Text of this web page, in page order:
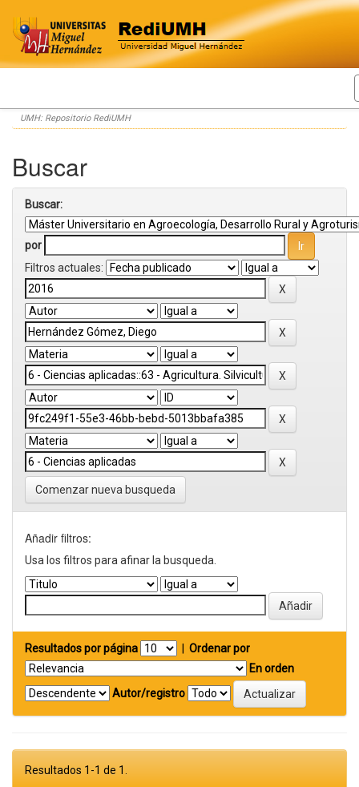
Skip
navigation
UMH: Repositorio RediUMH
Buscar
Buscar:
por
Filtros actuales:
Comenzar nueva busqueda
Añadir filtros:
Usa los filtros para afinar la busqueda.
Resultados por página
Ordenar por
En orden
Autor/registro
Resultados 1-1 de 1.